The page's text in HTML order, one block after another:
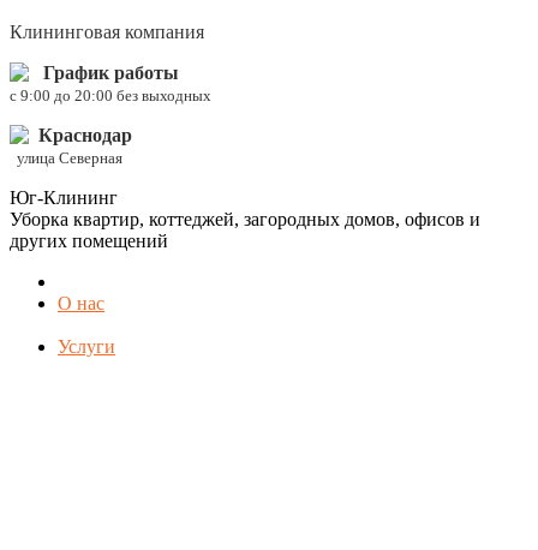
Клининговая компания
График работы
c 9:00 до 20:00 без выходных
Краснодар
улица Северная
Юг-Клининг
Уборка квартир, коттеджей, загородных домов, офисов и
других помещений
О нас
Услуги